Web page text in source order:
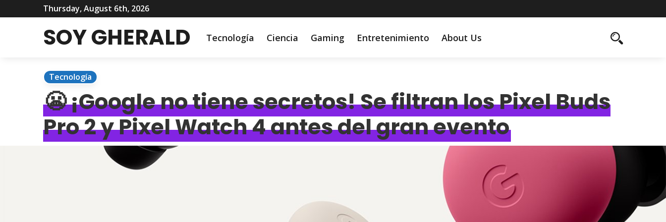
Thursday, August 6th, 2026
SOY GHERALD Tecnología Ciencia Gaming Entretenimiento About Us
Tecnología
😬 ¡Google no tiene secretos! Se filtran los Pixel Buds
Pro 2 y Pixel Watch 4 antes del gran evento